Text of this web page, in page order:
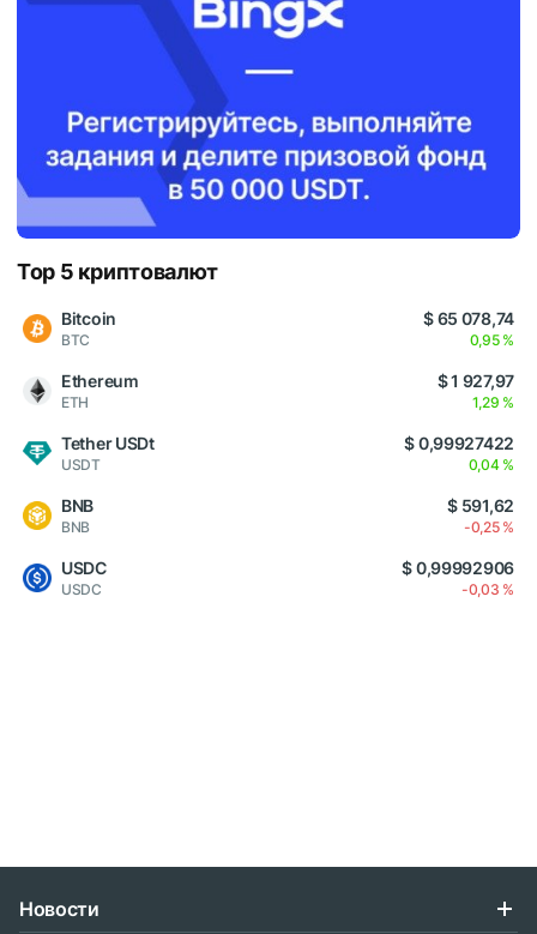
Top 5 криптовалют
Bitcoin
BTC
$ 65 078,74
0,95 %
Ethereum
ETH
$ 1 927,97
1,29 %
Tether USDt
USDT
$ 0,99927422
0,04 %
BNB
BNB
$ 591,62
-0,25 %
USDC
USDC
$ 0,99992906
-0,03 %
Новости